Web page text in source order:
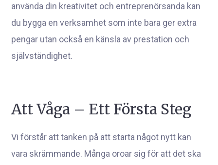
använda din kreativitet och entreprenörsanda kan
du bygga en verksamhet som inte bara ger extra
pengar utan också en känsla av prestation och
självständighet.
Att Våga – Ett Första Steg
Vi förstår att tanken på att starta något nytt kan
vara skrämmande. Många oroar sig för att det ska